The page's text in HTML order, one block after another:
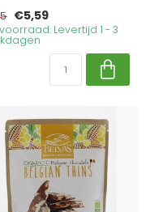
€5,59
Levertijd 1 - 3